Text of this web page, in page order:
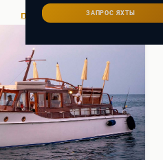
Ибица
ИТАЛИЯ
Сардиния
Хорватия
САНКТ-ПЕТЕРБУРГ
ЗАПРОС ЯХТЫ
ПРОВЕРИТЬ ДОСТУПНОСТЬ